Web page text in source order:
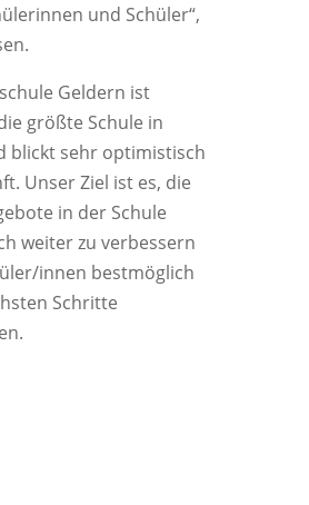
und Schüler“,
Geldern ist
größte Schule in
blickt sehr optimistisch
Unser Ziel ist es, die
in der Schule
weiter zu verbessern
innen bestmöglich
Schritte